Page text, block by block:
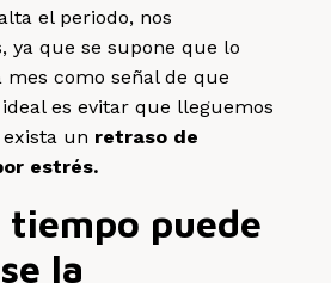
el periodo, nos
ya que se supone que lo
mes como señal de que
es evitar que lleguemos
un retraso de
estrés.
tiempo puede
la